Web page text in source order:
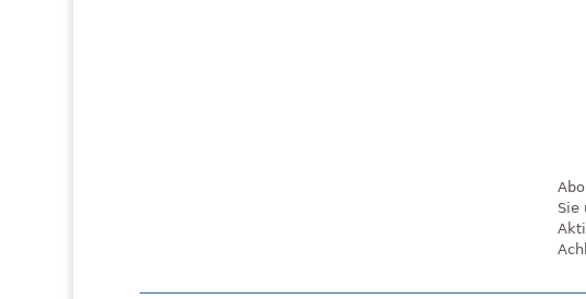
Sie